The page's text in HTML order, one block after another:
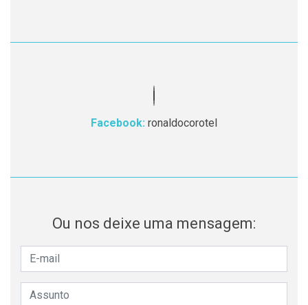
Facebook: ronaldocorotel
Ou nos deixe uma mensagem: